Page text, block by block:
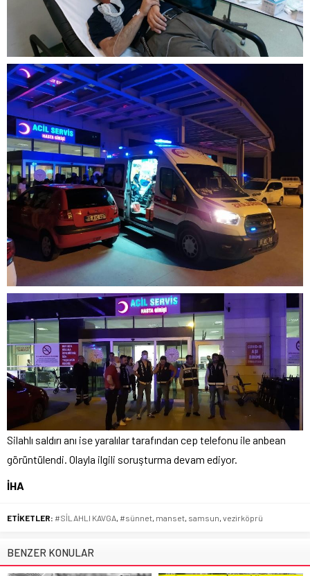
Silahlı saldırı anı ise yaralılar tarafından cep telefonu ile anbean
görüntülendi. Olayla ilgili soruşturma devam ediyor.
İHA
ETİKETLER: #SİLAHLI KAVGA #sünnet manset samsun vezirköprü
BENZER KONULAR